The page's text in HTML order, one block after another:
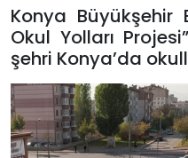
Konya Büyükşehir
Okul Yolları
şehri Konya’da